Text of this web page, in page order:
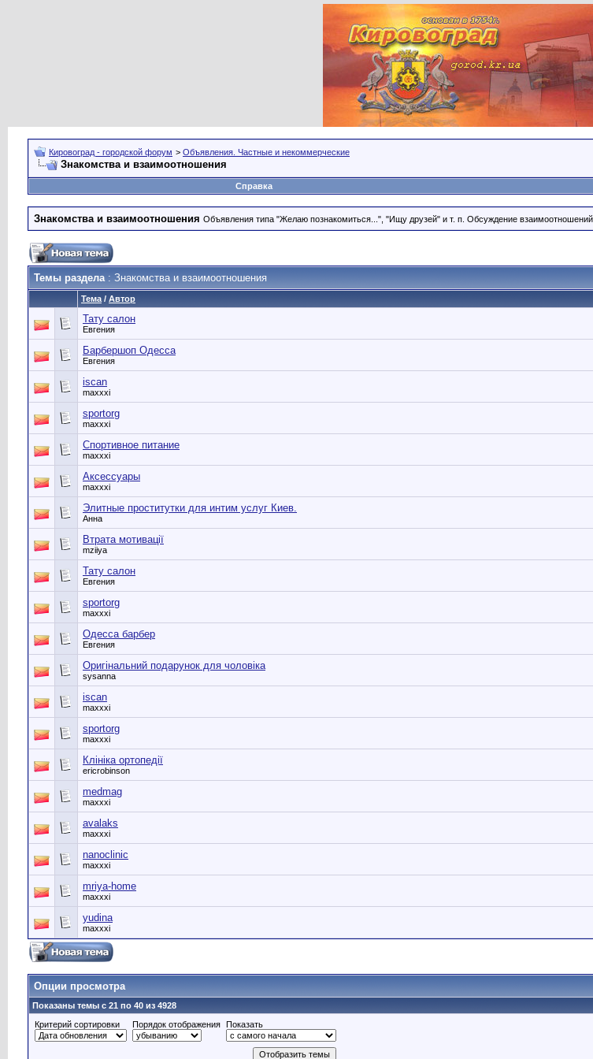
Кировоград - городской форум > Объявления. Частные и некоммерческие
Знакомства и взаимоотношения
Справка
Знакомства и взаимоотношения Объявления типа "Желаю познакомиться...", "Ищу друзей" и т. п. Обсуждение взаимоотношений.
Темы раздела: Знакомства и взаимоотношения
Тема / Автор
Тату салон
Евгения
Барбершоп Одесса
Евгения
iscan
maxxxi
sportorg
maxxxi
Спортивное питание
maxxxi
Аксессуары
maxxxi
Элитные проститутки для интим услуг Киев.
Анна
Втрата мотивації
mziiya
Тату салон
Евгения
sportorg
maxxxi
Одесса барбер
Евгения
Оригінальний подарунок для чоловіка
sysanna
iscan
maxxxi
sportorg
maxxxi
Клініка ортопедії
ericrobinson
medmag
maxxxi
avalaks
maxxxi
nanoclinic
maxxxi
mriya-home
maxxxi
yudina
maxxxi
Опции просмотра
Показаны темы с 21 по 40 из 4928
Критерий сортировки
Порядок отображения Показать